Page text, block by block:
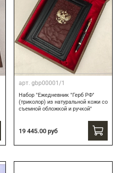
арт. gbp00001/1
Набор "Ежедневник "Герб РФ"
(триколор) из натуральной кожи со
съемной обложкой и ручкой"
19 445.00 руб